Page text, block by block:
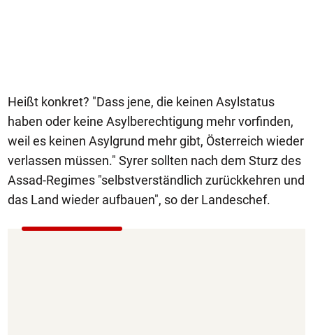
Heißt konkret? "Dass jene, die keinen Asylstatus
haben oder keine Asylberechtigung mehr vorfinden,
weil es keinen Asylgrund mehr gibt, Österreich wieder
verlassen müssen." Syrer sollten nach dem Sturz des
Assad-Regimes "selbstverständlich zurückkehren und
das Land wieder aufbauen", so der Landeschef.